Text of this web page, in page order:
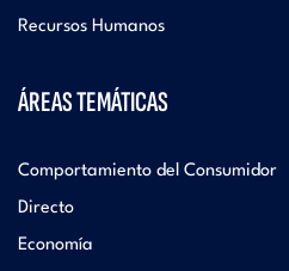
Recursos Humanos
ÁREAS TEMÁTICAS
Comportamiento del Consumidor
Directo
Economía